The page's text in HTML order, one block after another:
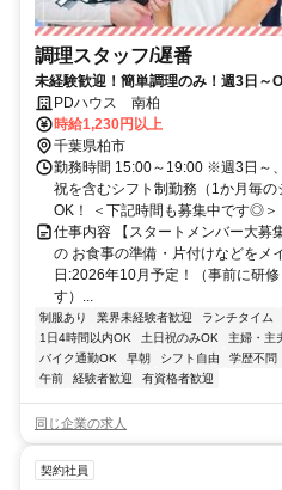
調理スタッフ/遅番
未経験歓迎！簡単調理のみ！週3日～
UP♪PDハウス 南柏
時給1,230円以上
千葉県柏市
勤務時間 15:00～19:00 ※週3日～
祝を含むシフト制勤務（1か月毎
OK！ ＜下記時間も募集中です◎＞
仕事内容 【スタートメンバー大募
の お食事の準備・片付けなどをメ
日:2026年10月予定！（事前に研
す）...
制服あり 業界未経験者歓迎 ランチタイム
1日4時間以内OK
土日祝のみOK 主婦・主
バイク通勤OK
早朝 シフト自由 学歴不問
午前
経験者歓迎 有資格者歓迎
同じ企業の求人
契約社員